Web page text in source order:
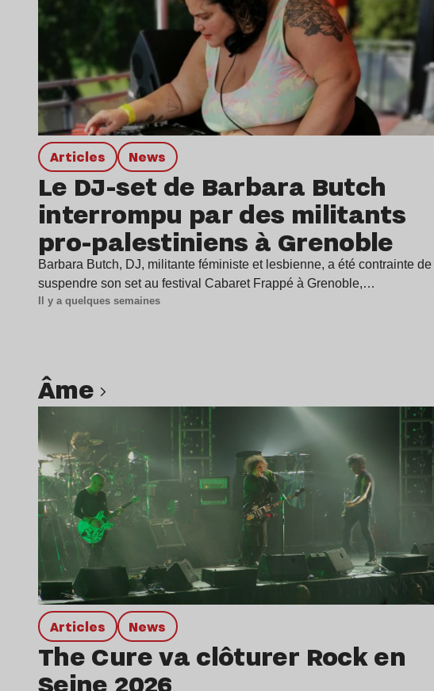
Articles news
Le DJ-set de Barbara Butch
interrompu par des militants
pro-palestiniens à Grenoble
Barbara Butch, DJ, militante féministe et lesbienne, a été contrainte de
suspendre son set au festival Cabaret Frappé à Grenoble,…
Il y a quelques semaines
Âme
Articles news
The Cure va clôturer Rock en
Seine 2026
Lire l’article